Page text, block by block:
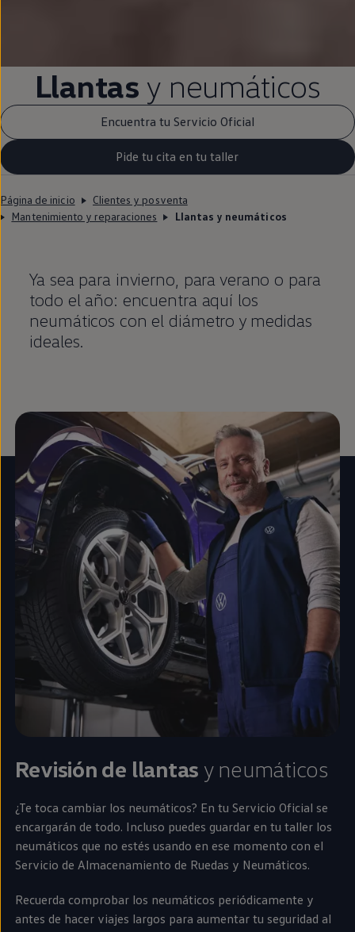
Llantas y neumáticos
Encuentra tu Servicio Oficial
Pide tu cita en tu taller
Página de inicio
Clientes y posventa
Mantenimiento y reparaciones
Llantas y neumáticos
Ya sea para invierno, para verano o para
todo el año: encuentra aquí los
neumáticos con el diámetro y medidas
ideales.
Revisión de llantas y neumáticos
¿Te toca cambiar los neumáticos? En tu Servicio Oficial se
encargarán de todo. Incluso puedes guardar en tu taller los
neumáticos que no estés usando en ese momento con el
Servicio de Almacenamiento de Ruedas y Neumáticos.
Recuerda comprobar los neumáticos periódicamente y
antes de hacer viajes largos para aumentar tu seguridad al